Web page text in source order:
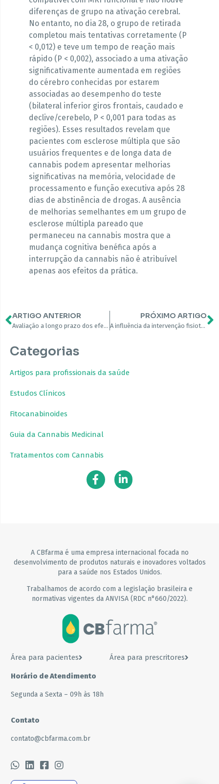
diferenças de grupo na ativação cerebral.
No entanto, no dia 28, o grupo de retirada
completou mais tentativas corretamente (P
< 0,012) e teve um tempo de reação mais
rápido (P < 0,002), associado a uma ativação
significativamente aumentada em regiões
do cérebro conhecidas por estarem
associadas ao desempenho do teste
(bilateral inferior giros frontais, caudado e
declive/cerebelo, P < 0,001 para todas as
regiões). Esses resultados revelam que
pacientes com esclerose múltipla que são
usuários frequentes e de longa data de
cannabis podem apresentar melhorias
significativas na memória, velocidade de
processamento e função executiva após 28
dias de abstinência de drogas. A ausência
de melhorias semelhantes em um grupo de
esclerose múltipla pareado que
permaneceu na cannabis mostra que a
mudança cognitiva benéfica após a
interrupção da cannabis não é atribuível
apenas aos efeitos da prática.
ARTIGO ANTERIOR
Avaliação a longo prazo dos efeitos cognitivos dos nabiximols em pacientes com esclerose múltipla: um estudo piloto
PRÓXIMO ARTIGO
A influência da intervenção fisioterapêutica em pacientes com espasticidade relacionada à esclerose múltipla tratados com nabiximols (THC:CBD spray bucal)
Categorias
Artigos para profissionais da saúde
Estudos Clínicos
Fitocanabinoides
Guia da Cannabis Medicinal
Tratamentos com Cannabis
A CBfarma é uma empresa internacional focada no
desenvolvimento de produtos naturais e inovadores voltados
para a saúde nos Estados Unidos.
Trabalhamos de acordo com a legislação brasileira e
normativas vigentes da ANVISA (RDC n°660/2022).
Área para pacientes Área para prescritores
Horário de Atendimento
Segunda a Sexta – 09h às 18h
Contato
contato@cbfarma.com.br